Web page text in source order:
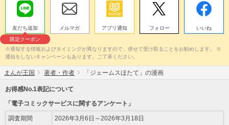
友だち追加
限定クーポン
メルマガ アプリ通知 フォロー いいね
※通知する情報およびタイミングが異なりますので、併せて受け取ることをお勧めします。 ※
通知をしないキャンペーンもあります。ご了承ください。
まんが王国 著者・作者 「ジェームスほたて」の漫画
お得感No.1表記について
「電子コミックサービスに関するアンケート」
調査期間 2026年3月6日～2026年3月18日